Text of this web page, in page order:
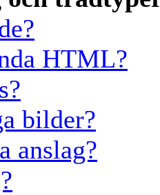
HTML?
bilder?
anslag?